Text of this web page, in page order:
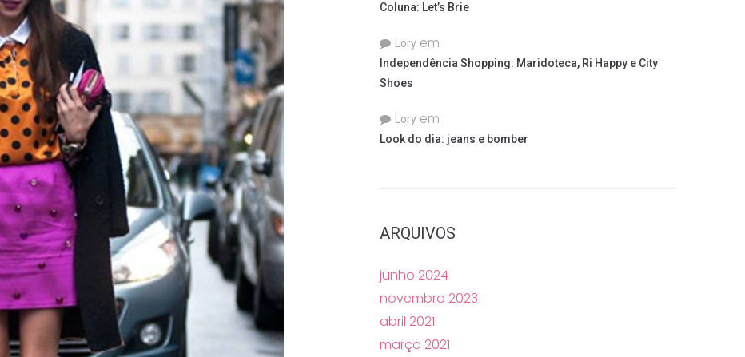
Coluna: Let’s Brie
Lory em
Independência Shopping: Maridoteca, Ri Happy e City
Shoes
Lory em
Look do dia: jeans e bomber
ARQUIVOS
junho 2024
novembro 2023
abril 2021
março 2021